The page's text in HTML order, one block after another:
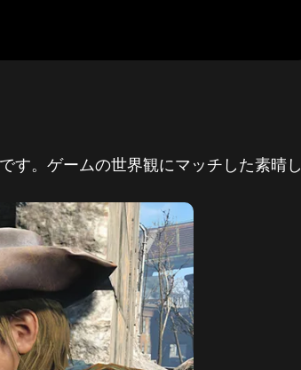
す。ゲームの世界観にマッチした素晴し